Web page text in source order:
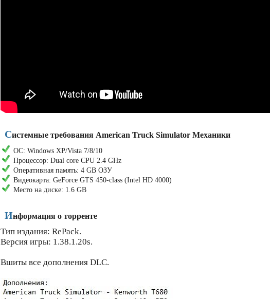
Системные требования American Truck Simulator Механики
ОС: Windows XP/Vista 7/8/10
Процессор: Dual core CPU 2.4 GHz
Оперативная память: 4 GB ОЗУ
Видеокарта: GeForce GTS 450-class (Intel HD 4000)
Место на диске: 1.6 GB
Информация о торренте
Тип издания: RePack.
Версия игры: 1.38.1.20s.
Вшиты все дополнения DLC.